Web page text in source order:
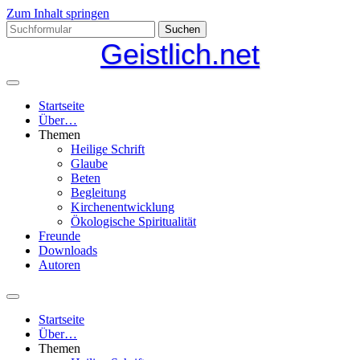
Zum Inhalt springen
Suchen
nach:
Geistlich.net
Startseite
Über…
Themen
Heilige Schrift
Glaube
Beten
Begleitung
Kirchenentwicklung
Ökologische Spiritualität
Freunde
Downloads
Autoren
Suchfeld
ein-/ausblenden
Startseite
Über…
Themen